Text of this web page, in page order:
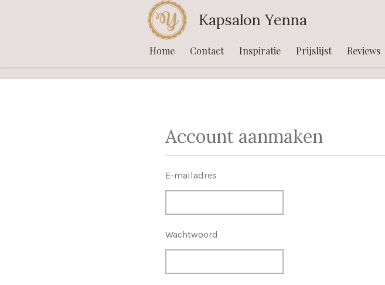
Kapsalon Yenna
Home Contact Inspiratie Prijslijst Reviews
Account aanmaken
E-mailadres
Wachtwoord